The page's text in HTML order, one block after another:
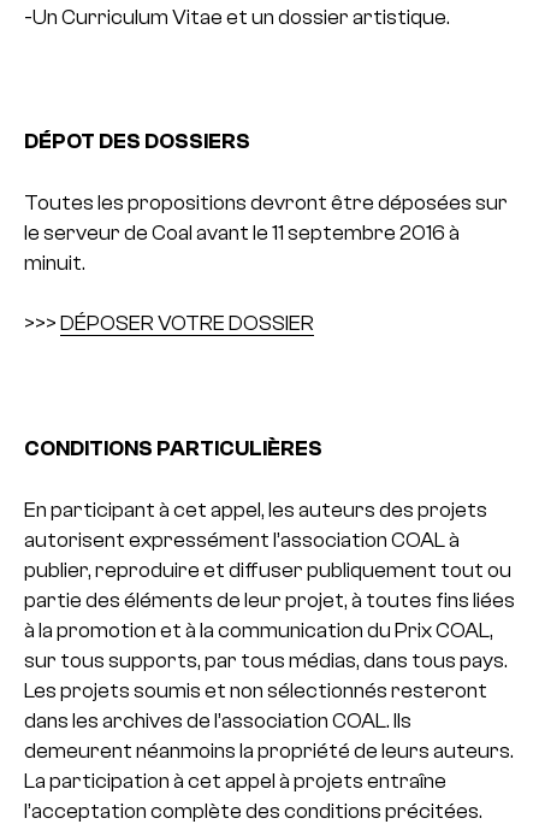
-Un Curriculum Vitae et un dossier artistique.
DÉPOT DES DOSSIERS
Toutes les propositions devront être déposées sur
le serveur de Coal avant le 11 septembre 2016 à
minuit.
>>> DÉPOSER VOTRE DOSSIER
CONDITIONS PARTICULIÈRES
En participant à cet appel, les auteurs des projets
autorisent expressément l’association COAL à
publier, reproduire et diffuser publiquement tout ou
partie des éléments de leur projet, à toutes fins liées
à la promotion et à la communication du Prix COAL,
sur tous supports, par tous médias, dans tous pays.
Les projets soumis et non sélectionnés resteront
dans les archives de l’association COAL. Ils
demeurent néanmoins la propriété de leurs auteurs.
La participation à cet appel à projets entraîne
l’acceptation complète des conditions précitées.